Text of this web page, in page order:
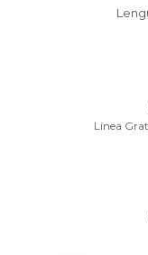
Línea